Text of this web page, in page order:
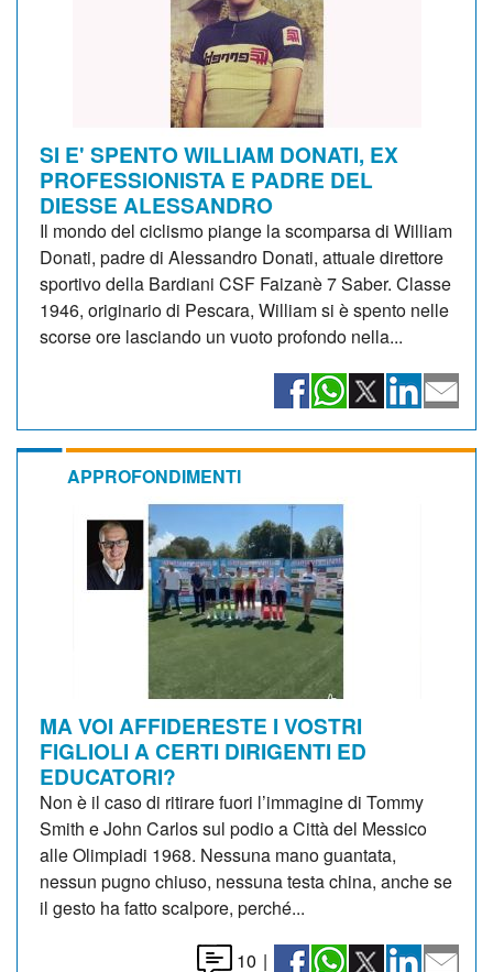
SI E' SPENTO WILLIAM DONATI, EX
PROFESSIONISTA E PADRE DEL
DIESSE ALESSANDRO
Il mondo del ciclismo piange la scomparsa di William
Donati, padre di Alessandro Donati, attuale direttore
sportivo della Bardiani CSF Faizanè 7 Saber. Classe
1946, originario di Pescara, William si è spento nelle
scorse ore lasciando un vuoto profondo nella...
APPROFONDIMENTI
MA VOI AFFIDERESTE I VOSTRI
FIGLIOLI A CERTI DIRIGENTI ED
EDUCATORI?
Non è il caso di ritirare fuori l’immagine di Tommy
Smith e John Carlos sul podio a Città del Messico
alle Olimpiadi 1968. Nessuna mano guantata,
nessun pugno chiuso, nessuna testa china, anche se
il gesto ha fatto scalpore, perché...
10 |